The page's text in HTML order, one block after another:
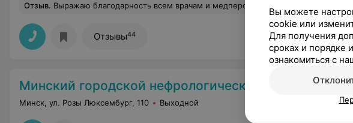
Отзыв. Выражаю благодарность всем врачам и медперсоналу отделения трансплантационной и миниинвазивной урологии ГУ «Минский научно-практический центр хирургии, трансплантологии и гематологии». Особые слова благодарности моему лечащему врачу Сергею Александровичу. Который, в трудную для меня минуту, смог побороть смятение и настроиться на позитивный лад в борьбе с болезнью. Так же слова глубокого уважения заведующему отделением Александру Викторовичу, собравшему в отделении команду не по годам зрелых, грамотных, любящих свою работу профессионалов. До и послеоперационное время прошло под чутким вниманием медсестер. Низкий поклон им за их
Отзывы44
Минский городской нефрологический центр
Минск, ул. Розы Люксембург, 110 Выходной
Вы можете
cookie или
Для получения
сроках и порядке
ознакомиться с